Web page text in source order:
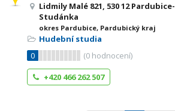
Lidmily Malé 821, 530 12 Pardubice-
Studánka
okres Pardubice, Pardubický kraj
Hudební studia
0
(0 hodnocení)
+420 466 262 507